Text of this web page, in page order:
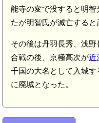
能寺の変で没すると明智
たが明智氏が滅亡すると
その後は丹羽長秀、浅
合戦の後、京極高次が近
千国の大名として入城す
に廃城となった。